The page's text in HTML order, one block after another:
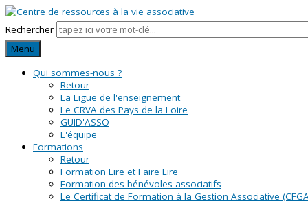
Rechercher
Menu
Qui sommes-nous ?
Retour
La Ligue de l'enseignement
Le CRVA des Pays de la Loire
GUID'ASSO
L'équipe
Formations
Retour
Formation Lire et Faire Lire
Formation des bénévoles associatifs
Le Certificat de Formation à la Gestion Associative